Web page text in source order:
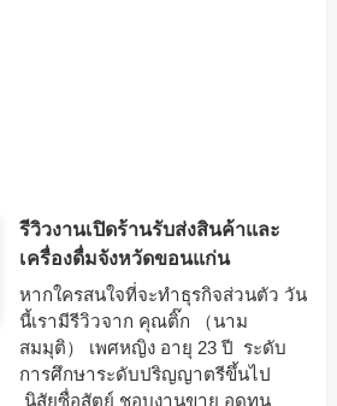
รีวิวงานเปิดร้านรับส่งสินค้าและ
เครื่องดื่มจังหวัดขอนแก่น
หากใครสนใจที่จะทำธุรกิจส่วนตัว วัน
นี้เรามีรีวิวจาก คุณติ๊ก （นาม
สมมุติ） เพศหญิง อายุ 23 ปี ระดับ
การศึกษาระดับปริญญาตรีขึ้นไป
นิสัยซื่อสัตย์ ชอบงานขาย อดทน